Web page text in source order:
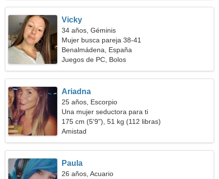
Vicky
34 años, Géminis
Mujer busca pareja 38-41
Benalmádena, España
Juegos de PC, Bolos
Ariadna
25 años, Escorpio
Una mujer seductora para ti
175 cm (5'9"), 51 kg (112 libras)
Amistad
Paula
26 años, Acuario